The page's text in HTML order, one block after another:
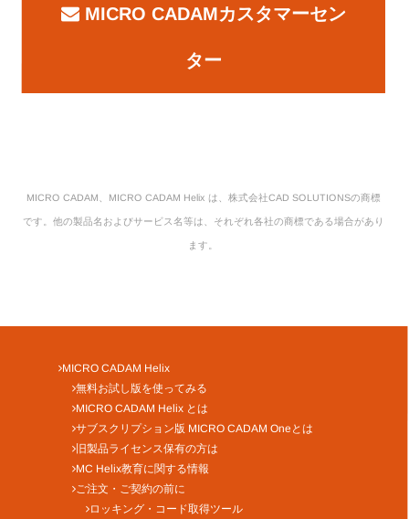
MICRO CADAMカスタマーセン
ター
MICRO CADAM、MICRO CADAM Helix は、株式会社CAD SOLUTIONSの商標
です。他の製品名およびサービス名等は、それぞれ各社の商標である場合があり
ます。
MICRO CADAM Helix
無料お試し版を使ってみる
MICRO CADAM Helix とは
サブスクリプション版 MICRO CADAM Oneとは
旧製品ライセンス保有の方は
MC Helix教育に関する情報
ご注文・ご契約の前に
ロッキング・コード取得ツール